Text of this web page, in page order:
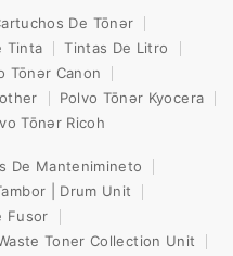
De Tōnər
Tinta
Tintas De Litro
Tōnər Canon
Polvo Tōnər Kyocera
Tōnər Ricoh
De Mantenimineto
| Drum Unit
Fusor
Toner Collection Unit